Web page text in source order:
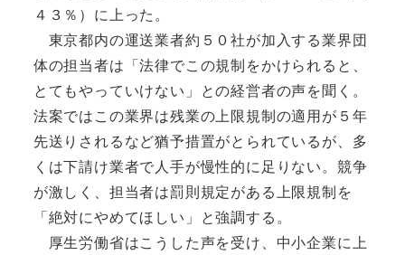
４３％）に上った。
東京都内の運送業者約５０社が加入する業界団
体の担当者は「法律でこの規制をかけられると、
とてもやっていけない」との経営者の声を聞く。
法案ではこの業界は残業の上限規制の適用が５年
先送りされるなど猶予措置がとられているが、多
くは下請け業者で人手が慢性的に足りない。競争
が激しく、担当者は罰則規定がある上限規制を
「絶対にやめてほしい」と強調する。
厚生労働省はこうした声を受け、中小企業に上